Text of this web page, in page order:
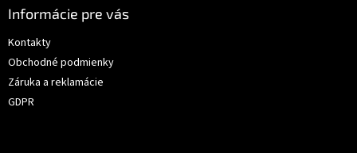
Informácie pre vás
Kontakty
Obchodné podmienky
Záruka a reklamácie
GDPR